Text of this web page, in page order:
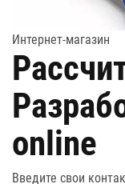
Интернет-магазин
online
Введите свои